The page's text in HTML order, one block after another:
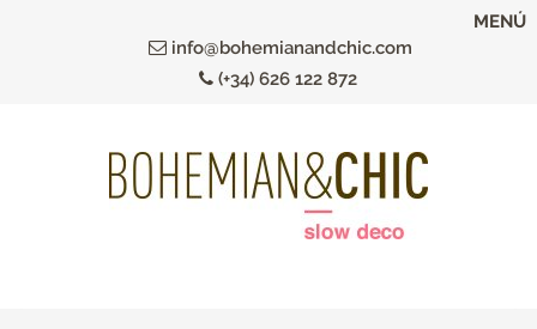
info@bohemianandchic.com
(+34) 626 122 872
MENÚ